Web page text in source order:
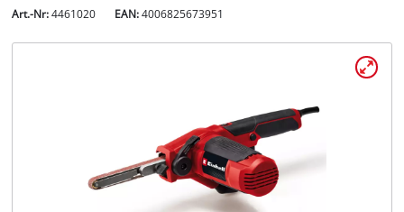
Art.-Nr: 4461020 EAN:4006825673951